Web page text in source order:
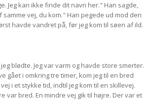
Jeg kan ikke finde dit navn her." Han sagde,
samme vej, du kom." Han pegede ud mod den
havde vandret på, før jeg kom til søen af ild.
jeg blødte. Jeg var varm og havde store smerter.
gået i omkring tre timer, kom jeg til en bred
i et stykke tid, indtil jeg kom til en skillevej.
var bred. En mindre vej gik til højre. Der var et